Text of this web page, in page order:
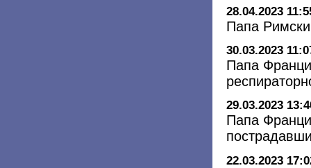
28.04.2023
Папа
30.03.2023
Папа
29.03.2023
Папа
22.03.2023